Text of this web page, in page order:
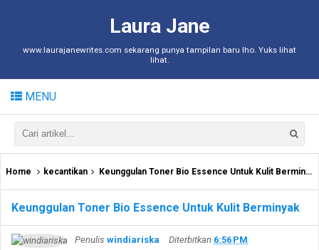
Laura Jane
www.laurajanewrites.com sekarang punya tampilan baru lho. Yuks lihat
lihat.
MENU
Home kecantikan Keunggulan Toner Bio Essence Untuk Kulit Berminyak
Keunggulan Toner Bio Essence Untuk Kulit Berminyak
Penulis windiariska Diterbitkan 6:56 PM